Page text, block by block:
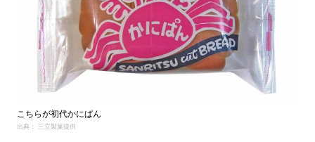
こちらが初代かにぱん
出典： 三立製菓提供